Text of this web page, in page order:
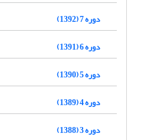
دوره 7 (1392)
دوره 6 (1391)
دوره 5 (1390)
دوره 4 (1389)
دوره 3 (1388)